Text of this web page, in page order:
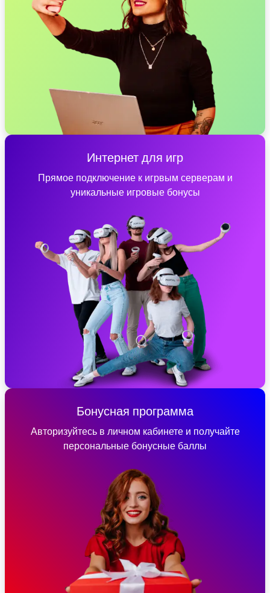
Интернет для игр
Прямое подключение к игрвым серверам и
уникальные игровые бонусы
Бонусная программа
Авторизуйтесь в личном кабинете и получайте
персональные бонусные баллы